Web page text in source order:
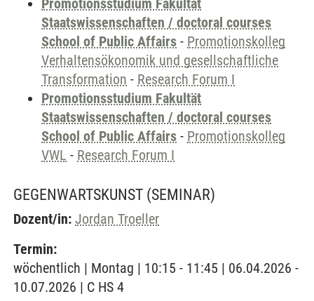
Promotionsstudium Fakultät
Staatswissenschaften / doctoral courses
School of Public Affairs - Promotionskolleg
Verhaltensökonomik und gesellschaftliche
Transformation - Research Forum I
Promotionsstudium Fakultät
Staatswissenschaften / doctoral courses
School of Public Affairs - Promotionskolleg
VWL - Research Forum I
GEGENWARTSKUNST (SEMINAR)
Dozent/in: Jordan Troeller
Termin:
wöchentlich | Montag | 10:15 - 11:45 | 06.04.2026 -
10.07.2026 | C HS 4